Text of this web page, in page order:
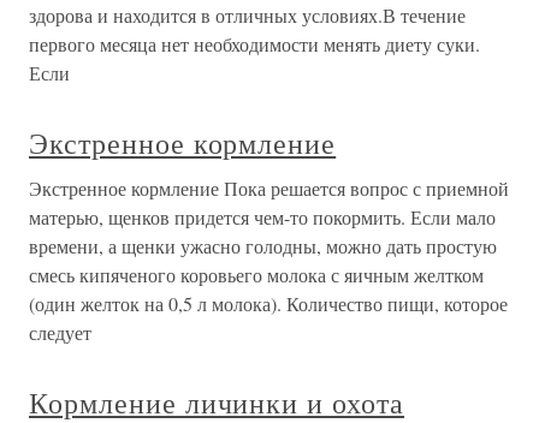
здорова и находится в отличных условиях.В течение
первого месяца нет необходимости менять диету суки.
Если
Экстренное кормление
Экстренное кормление Пока решается вопрос с приемной
матерью, щенков придется чем-то покормить. Если мало
времени, а щенки ужасно голодны, можно дать простую
смесь кипяченого коровьего молока с яичным желтком
(один желток на 0,5 л молока). Количество пищи, которое
следует
Кормление личинки и охота